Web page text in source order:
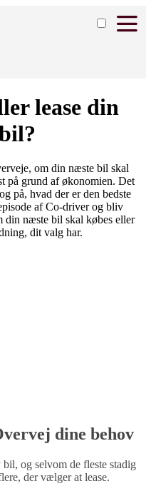
lease din
om din næste bil skal
på grund af økonomien. Det
på, hvad der er den bedste
af Co-driver og bliv
din næste bil skal købes eller
dit valg har.
dine behov
og selvom de fleste stadig
der vælger at lease.